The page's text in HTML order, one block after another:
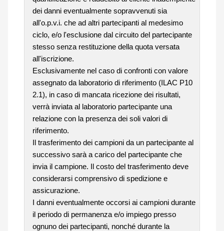
dei danni eventualmente sopravvenuti sia
all'o.p.v.i. che ad altri partecipanti al medesimo
ciclo, e/o l'esclusione dal circuito del partecipante
stesso senza restituzione della quota versata
all'iscrizione.
Esclusivamente nel caso di confronti con valore
assegnato da laboratorio di riferimento (ILAC P10
2.1), in caso di mancata ricezione dei risultati,
verrà inviata al laboratorio partecipante una
relazione con la presenza dei soli valori di
riferimento.
Il trasferimento dei campioni da un partecipante al
successivo sarà a carico del partecipante che
invia il campione. Il costo del trasferimento deve
considerarsi comprensivo di spedizione e
assicurazione.
I danni eventualmente occorsi ai campioni durante
il periodo di permanenza e/o impiego presso
ognuno dei partecipanti, nonché durante la